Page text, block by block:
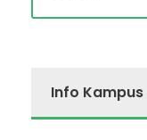
Info Kampus